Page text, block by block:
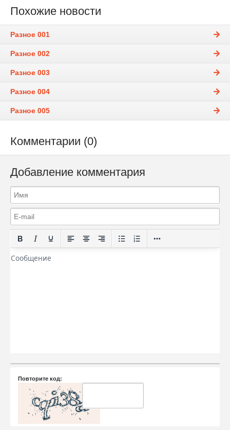
Похожие новости
Разное 001
Разное 002
Разное 003
Разное 004
Разное 005
Комментарии (0)
Добавление комментария
Повторите код: